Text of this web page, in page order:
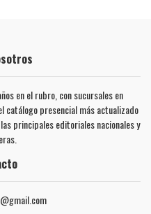
en el rubro, con sucursales en
catálogo presencial más actualizado
principales editoriales nacionales y